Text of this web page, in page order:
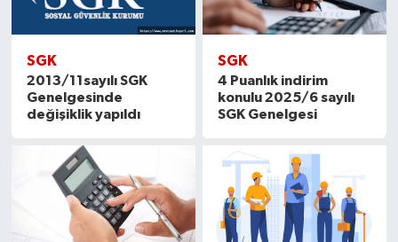
SGK
2013/11sayılı SGK
Genelgesinde
değişiklik yapıldı
SGK
4 Puanlık indirim
konulu 2025/6 sayılı
SGK Genelgesi